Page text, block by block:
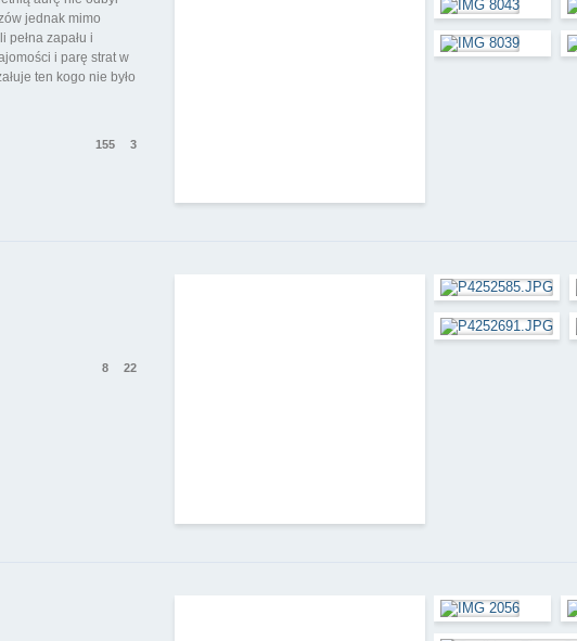
jednak mimo
pełna zapału i
i parę strat w
ten kogo nie było
155 3
8 22